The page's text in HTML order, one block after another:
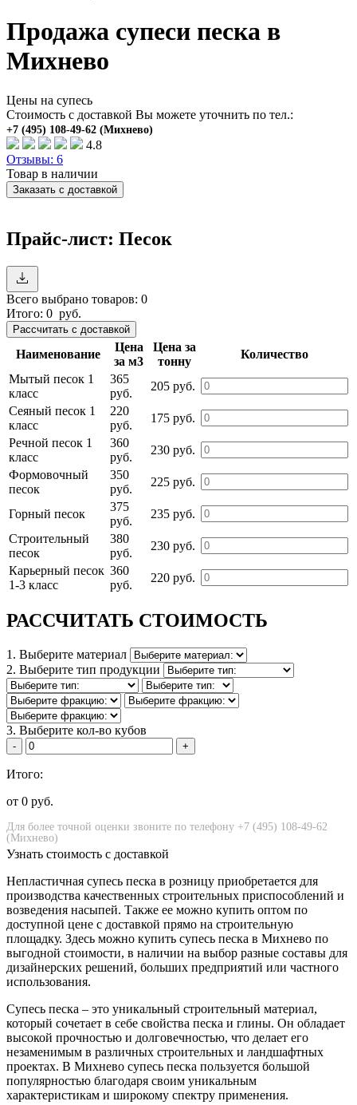
Продажа супеси песка в
Михнево
Цены на супесь
Стоимость с доставкой Вы можете уточнить по тел.:
4.8
Отзывы: 6
Товар в наличии
Заказать с доставкой
Прайс-лист: Песок
Всего выбрано товаров: 0
Итого: 0 руб.
Наименование
Цена
за м3
Цена за
тонну
Количество
Мытый песок 1
класс
365
руб.
205 руб.
Сеяный песок 1
класс
220
руб.
175 руб.
Речной песок 1
класс
360
руб.
230 руб.
Формовочный
песок
350
руб.
225 руб.
Горный песок
375
руб.
235 руб.
Строительный
песок
380
руб.
230 руб.
Карьерный песок
1-3 класс
360
руб.
220 руб.
РАССЧИТАТЬ СТОИМОСТЬ
1. Выберите материал
2. Выберите тип продукции
3. Выберите кол-во кубов
- +
Итого:
от 0 руб.
Узнать стоимость с доставкой
Непластичная супесь песка в розницу приобретается для
производства качественных строительных приспособлений и
возведения насыпей. Также ее можно купить оптом по
доступной цене с доставкой прямо на строительную
площадку. Здесь можно купить супесь песка в Михнево по
выгодной стоимости, в наличии на выбор разные составы для
дизайнерских решений, больших предприятий или частного
использования.
Супесь песка – это уникальный строительный материал,
который сочетает в себе свойства песка и глины. Он обладает
высокой прочностью и долговечностью, что делает его
незаменимым в различных строительных и ландшафтных
проектах. В Михнево супесь песка пользуется большой
популярностью благодаря своим уникальным
характеристикам и широкому спектру применения.